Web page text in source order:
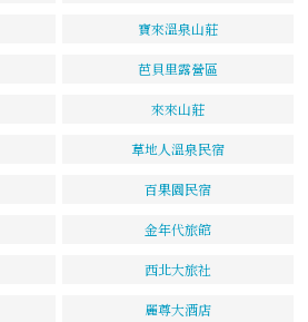
寶來溫泉山莊
芭貝里露營區
來來山莊
草地人溫泉民宿
百果園民宿
金年代旅館
西北大旅社
麗尊大酒店